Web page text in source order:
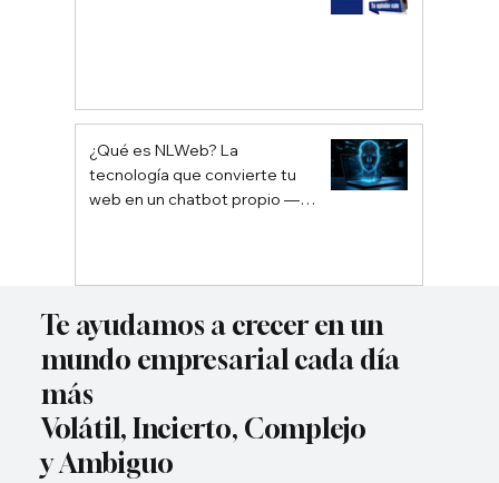
¿Qué es NLWeb? La
tecnología que convierte tu
web en un chatbot propio —
Te ayudamos a crecer en un
mundo empresarial cada día
más
Volátil, Incierto, Complejo
y Ambiguo